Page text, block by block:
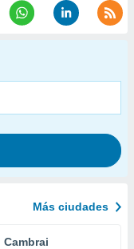
Más ciudades
Cambrai